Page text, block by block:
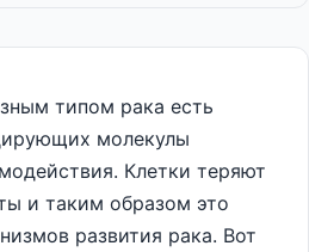
типом рака есть
молекулы
Клетки теряют
и таким образом это
развития рака. Вот